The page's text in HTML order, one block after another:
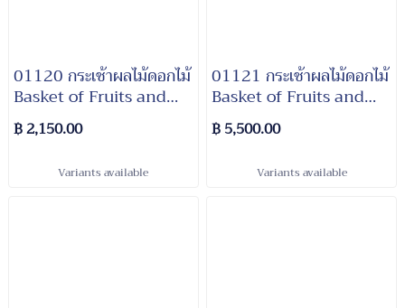
01120 กระเช้าผลไม้ดอกไม้
Basket of Fruits and
Mixed flowers
฿ 2,150.00
Variants available
01121 กระเช้าผลไม้ดอกไม้
Basket of Fruits and
flowers
฿ 5,500.00
Variants available